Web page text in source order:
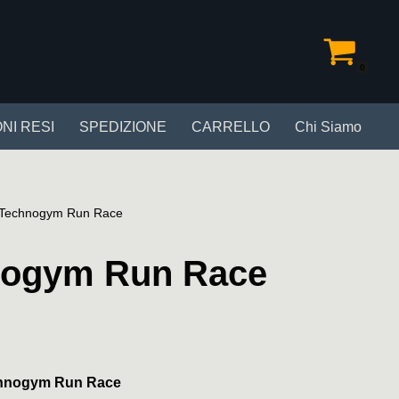
RESI SPEDIZIONE CARRELLO Chi Siamo
Run Race
Run Race
Run Race